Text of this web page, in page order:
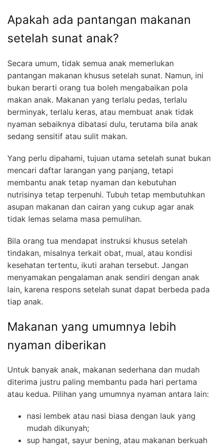
Apakah ada pantangan makanan
setelah sunat anak?
Secara umum, tidak semua anak memerlukan
pantangan makanan khusus setelah sunat. Namun, ini
bukan berarti orang tua boleh mengabaikan pola
makan anak. Makanan yang terlalu pedas, terlalu
berminyak, terlalu keras, atau membuat anak tidak
nyaman sebaiknya dibatasi dulu, terutama bila anak
sedang sensitif atau sulit makan.
Yang perlu dipahami, tujuan utama setelah sunat bukan
mencari daftar larangan yang panjang, tetapi
membantu anak tetap nyaman dan kebutuhan
nutrisinya tetap terpenuhi. Tubuh tetap membutuhkan
asupan makanan dan cairan yang cukup agar anak
tidak lemas selama masa pemulihan.
Bila orang tua mendapat instruksi khusus setelah
tindakan, misalnya terkait obat, mual, atau kondisi
kesehatan tertentu, ikuti arahan tersebut. Jangan
menyamakan pengalaman anak sendiri dengan anak
lain, karena respons setelah sunat dapat berbeda pada
tiap anak.
Makanan yang umumnya lebih
nyaman diberikan
Untuk banyak anak, makanan sederhana dan mudah
diterima justru paling membantu pada hari pertama
atau kedua. Pilihan yang umumnya nyaman antara lain:
nasi lembek atau nasi biasa dengan lauk yang
mudah dikunyah;
sup hangat, sayur bening, atau makanan berkuah